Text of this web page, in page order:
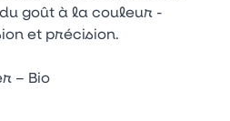
goût à la couleur -
et précision.
– Bio